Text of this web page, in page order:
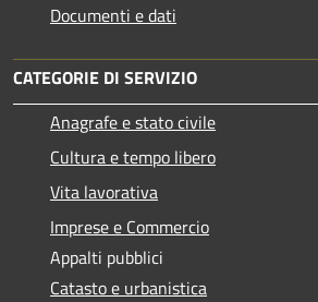
Documenti e dati
CATEGORIE DI SERVIZIO
Anagrafe e stato civile
Cultura e tempo libero
Vita lavorativa
Imprese e Commercio
Appalti pubblici
Catasto e urbanistica